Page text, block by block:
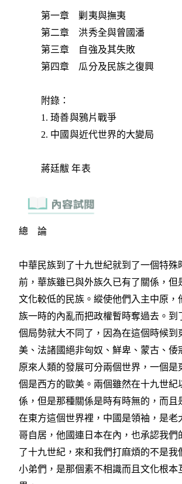
第一章 剿夷與撫夷
第二章 洪秀全與曾國潘
第三章 自強及其失敗
第四章 瓜分及民族之復興
附錄：
1. 琦善與鴉片戰爭
2. 中國與近代世界的大變局
蔣廷黻 年表